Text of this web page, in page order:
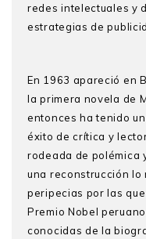
redes intelectuales y
estrategias de
En 1963 apareció en
la primera novela de
entonces ha tenido
éxito de crítica y
rodeada de polémica
una reconstrucción lo
peripecias por las
Premio Nobel
conocidas de la